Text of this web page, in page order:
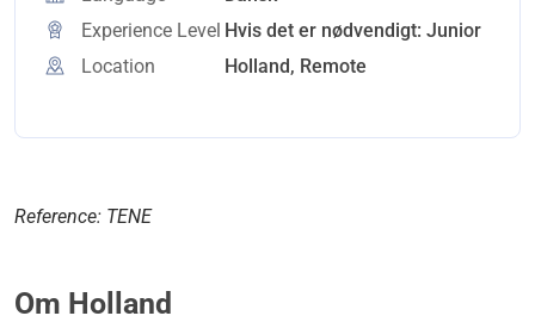
Experience Level Hvis det er nødvendigt: Junior
Location
Holland, Remote
Reference: TENE
Om Holland